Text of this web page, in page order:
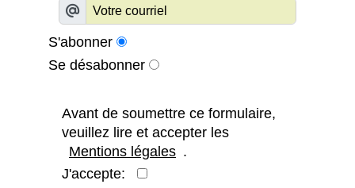
S'abonner
Se désabonner
Avant de soumettre ce formulaire,
veuillez lire et accepter les
Mentions légales .
J'accepte: